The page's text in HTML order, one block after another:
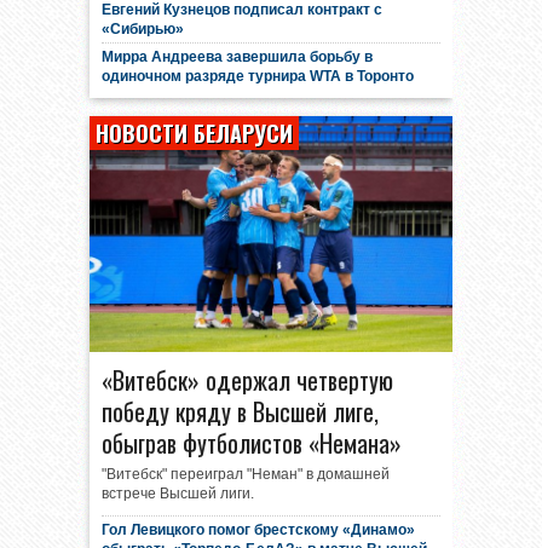
Евгений Кузнецов подписал контракт с
«Сибирью»
Мирра Андреева завершила борьбу в
одиночном разряде турнира WTA в Торонто
НОВОСТИ БЕЛАРУСИ
«Витебск» одержал четвертую
победу кряду в Высшей лиге,
обыграв футболистов «Немана»
"Витебск" переиграл "Неман" в домашней
встрече Высшей лиги.
Гол Левицкого помог брестскому «Динамо»